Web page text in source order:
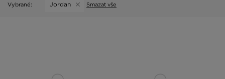
Vybrané: Jordan Smazat vše